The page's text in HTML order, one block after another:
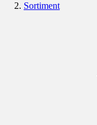
Sortiment